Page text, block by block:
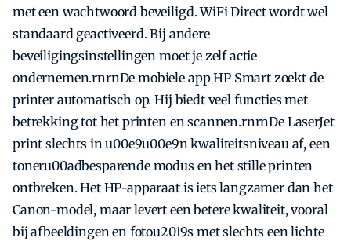
met een wachtwoord beveiligd. WiFi Direct wordt wel
standaard geactiveerd. Bij andere
beveiligingsinstellingen moet je zelf actie
ondernemen.rnrnDe mobiele app HP Smart zoekt de
printer automatisch op. Hij biedt veel functies met
betrekking tot het printen en scannen.rnrnDe LaserJet
print slechts in u00e9u00e9n kwaliteitsniveau af, een
toneru00adbesparende modus en het stille printen
ontbreken. Het HP-apparaat is iets langzamer dan het
Canon-model, maar levert een betere kwaliteit, vooral
bij afbeeldingen en fotou2019s met slechts een lichte